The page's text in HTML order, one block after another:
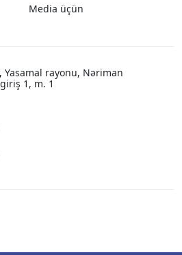
Media üçün
Yasamal rayonu, Nəriman
1, m. 1